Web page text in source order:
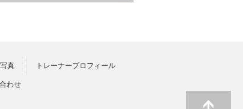
真 トレーナープロフィール
わせ